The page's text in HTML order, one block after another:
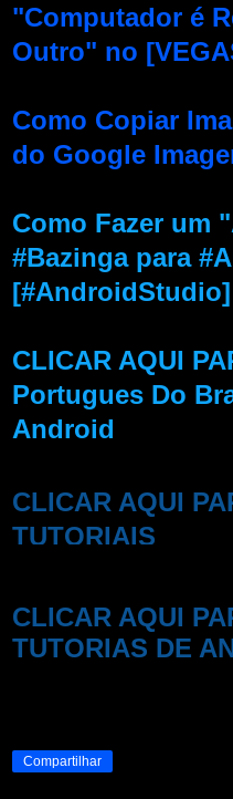
"Computador é
Outro" no
Como Copiar
do Google
Como Fazer um
#Bazinga para
[#AndroidStudio]
CLICAR AQUI
Portugues Do
Android
CLICAR AQUI
TUTORIAIS
CLICAR AQUI
TUTORIAS DE
Compartilhar